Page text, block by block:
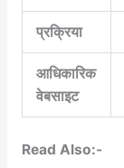
प्रक्रिया
आधिकारिक
वेबसाइट
Read Also:-